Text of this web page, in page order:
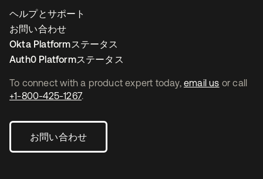
To connect with a product expert today, email us or call
+1-800-425-1267.
お問い合わせ
ヘルプとサポート
お問い合わせ
Okta Platformステータス
Auth0 Platformステータス